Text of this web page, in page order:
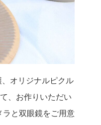
オリジナルピクル
、お作りいただい
と双眼鏡をご用意